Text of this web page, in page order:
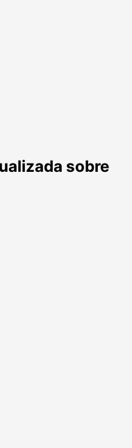
sobre